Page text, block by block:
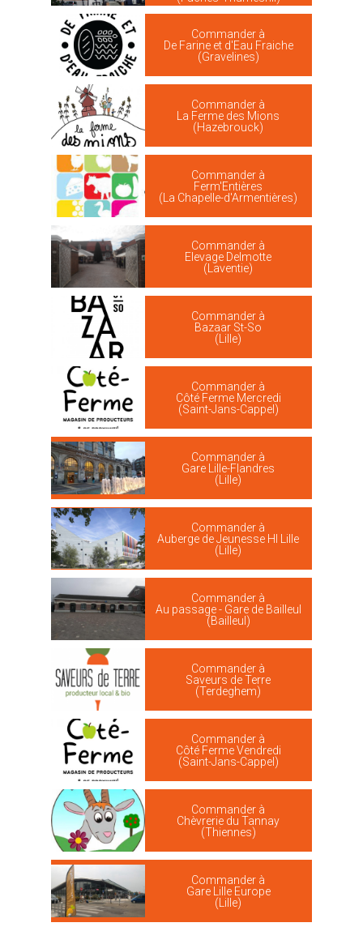
Commander à
De Farine et d'Eau Fraiche
(Gravelines)
Commander à
La Ferme des Mions
(Hazebrouck)
Commander à
Ferm'Entières
(La Chapelle-d'Armentières)
Commander à
Elevage Delmotte
(Laventie)
Commander à
Bazaar St-So
(Lille)
Commander à
Côté Ferme Mercredi
(Saint-Jans-Cappel)
Commander à
Gare Lille-Flandres
(Lille)
Commander à
Auberge de Jeunesse HI Lille
(Lille)
Commander à
Au passage - Gare de Bailleul
(Bailleul)
Commander à
Saveurs de Terre
(Terdeghem)
Commander à
Côté Ferme Vendredi
(Saint-Jans-Cappel)
Commander à
Chèvrerie du Tannay
(Thiennes)
Commander à
Gare Lille Europe
(Lille)